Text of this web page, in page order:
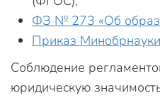
ФЗ № 273 «Об
Приказ
Соблюдение
юридическую